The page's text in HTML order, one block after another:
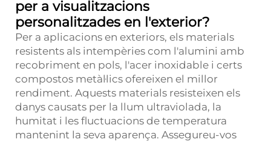
per a visualitzacions
personalitzades en l'exterior?
Per a aplicacions en exteriors, els materials
resistents als intempèries com l'alumini amb
recobriment en pols, l'acer inoxidable i certs
compostos metàl·lics ofereixen el millor
rendiment. Aquests materials resisteixen els
danys causats per la llum ultraviolada, la
humitat i les fluctuacions de temperatura
mantenint la seva aparença. Assegureu-vos